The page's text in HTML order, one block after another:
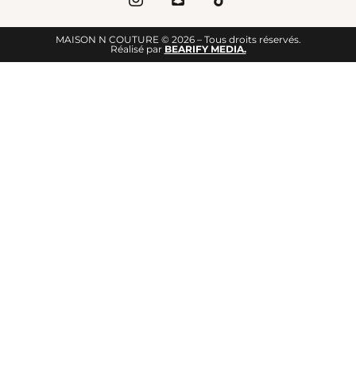
MAISON N COUTURE © 2026 – Tous droits réservés.
Réalisé par BEARIFY MEDIA.